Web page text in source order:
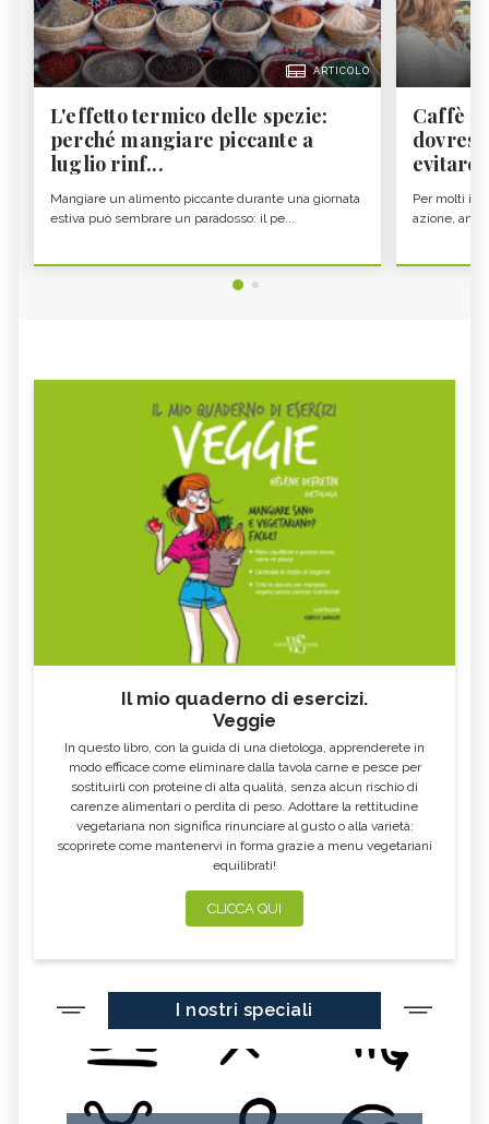
ARTICOLO
L'effetto termico delle spezie:
perché mangiare piccante a
luglio rinf...
Mangiare un alimento piccante durante una giornata
estiva può sembrare un paradosso: il pe...
Caffè
evitare
Per molti il
azione,
Il mio quaderno di esercizi.
Veggie
In questo libro, con la guida di una dietologa, apprenderete in
modo efficace come eliminare dalla tavola carne e pesce per
sostituirli con proteine di alta qualità, senza alcun rischio di
carenze alimentari o perdita di peso. Adottare la rettitudine
vegetariana non significa rinunciare al gusto o alla varietà:
scoprirete come mantenervi in forma grazie a menu vegetariani
equilibrati!
CLICCA QUI
I nostri speciali